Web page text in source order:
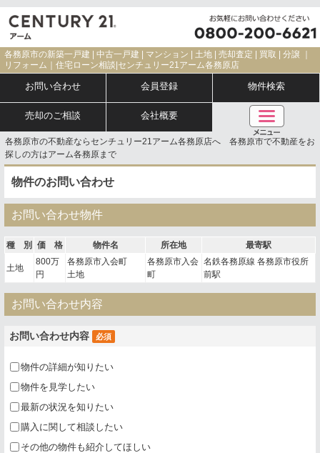
各務原市の新築一戸建 | 中古一戸建 | マンション | 土地 | 売却査定 | 買取 | 分譲 ｜
リフォーム｜住宅ローン相談|センチュリー21アーム各務原店
お問い合わせ 会員登録 物件検索
売却のご相談 会社概要
各務原市の不動産ならセンチュリー21アーム各務原店へ 各務原市で不動産をお
探しの方はアーム各務原まで
物件のお問い合わせ
お問い合わせ物件
種 別 価 格 物件名 所在地 最寄駅
土地
800万
円
各務原市入会町
土地
各務原市入会
町
名鉄各務原線 各務原市役所
前駅
お問い合わせ内容
お問い合わせ内容 必須
物件の詳細が知りたい
物件を見学したい
最新の状況を知りたい
購入に関して相談したい
その他の物件も紹介してほしい